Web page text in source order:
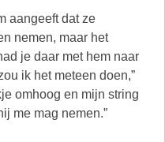
aangeeft dat ze
nemen, maar het
je daar met hem naar
ik het meteen doen,”
omhoog en mijn string
me mag nemen.”